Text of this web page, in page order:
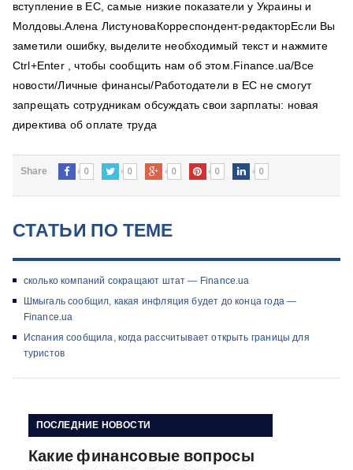
вступление в ЕС, самые низкие показатели у Украины и
Молдовы.Алена ЛистуноваКорреспондент-редакторЕсли Вы
заметили ошибку, выделите необходимый текст и нажмите
Ctrl+Enter , чтобы сообщить нам об этом.Finance.ua/Все
новости/Личные финансы/Работодатели в ЕС не смогут
запрещать сотрудникам обсуждать свои зарплаты: новая
директива об оплате труда
Share 0 0 0 0 0
СТАТЬИ ПО ТЕМЕ
сколько компаний сокращают штат — Finance.ua
Шмыгаль сообщил, какая инфляция будет до конца года —
Finance.ua
Испания сообщила, когда рассчитывает открыть границы для
туристов
ПОСЛЕДНИЕ НОВОСТИ
Какие финансовые вопросы